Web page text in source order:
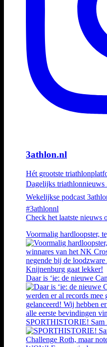
3athlon.nl
Hét grootste
Dagelijks
Wekelijkse podcast
#3athlonnl
Check het laatste nieuws
Voormalig hardloopster,
Daar is ‘ie: de nieuwe
SPORTHISTORIE!